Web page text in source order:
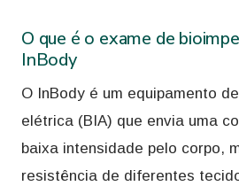
O que é o exame de
InBody
O InBody é um equipamento
elétrica (BIA) que envia uma
baixa intensidade pelo corpo,
resistência de diferentes